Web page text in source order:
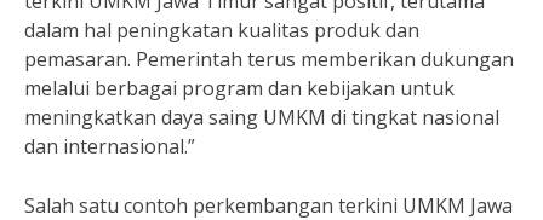
dalam hal peningkatan kualitas produk dan
pemasaran. Pemerintah terus memberikan dukungan
melalui berbagai program dan kebijakan untuk
meningkatkan daya saing UMKM di tingkat nasional
dan internasional.”
Salah satu contoh perkembangan terkini UMKM Jawa